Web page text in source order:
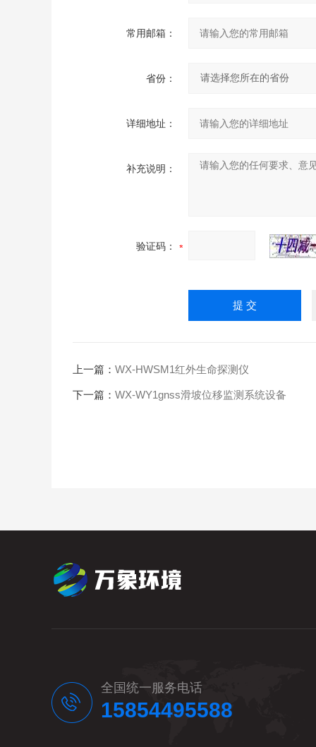
常用邮箱：
省份：
详细地址：
补充说明：
验证码：
上一篇： WX-HWSM1红外生命探测仪
下一篇： WX-WY1gnss滑坡位移监测系统设备
全国统一服务电话
15854495588